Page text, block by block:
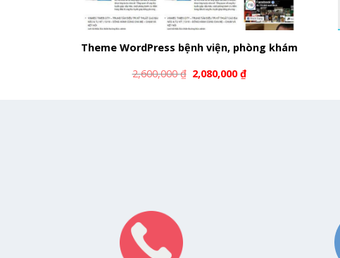
Theme WordPress bệnh viện, phòng khám
2,600,000₫ 2,080,000₫